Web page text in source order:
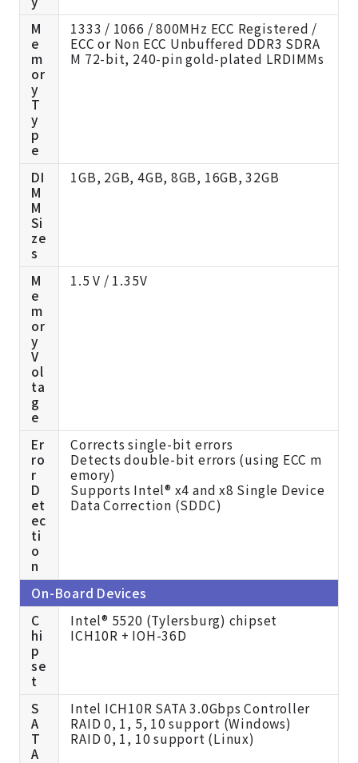
M
e
m
or
y
T
y
p
e
1333 / 1066 / 800MHz ECC Registered /
ECC or Non ECC Unbuffered DDR3 SDRA
M 72-bit, 240-pin gold-plated LRDIMMs
DI
M
M
Si
ze
s
1GB, 2GB, 4GB, 8GB, 16GB, 32GB
M
e
m
or
y
V
ol
ta
g
e
1.5 V / 1.35V
Er
ro
r
D
et
ec
ti
o
n
Corrects single-bit errors
Detects double-bit errors (using ECC m
emory)
Supports Intel® x4 and x8 Single Device
Data Correction (SDDC)
On-Board Devices
C
hi
p
se
t
Intel® 5520 (Tylersburg) chipset
ICH10R + IOH-36D
S
A
T
A
Intel ICH10R SATA 3.0Gbps Controller
RAID 0, 1, 5, 10 support (Windows)
RAID 0, 1, 10 support (Linux)